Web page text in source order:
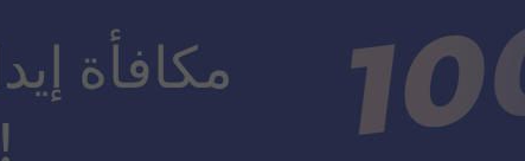
ضعف مبلغ الإيداع!